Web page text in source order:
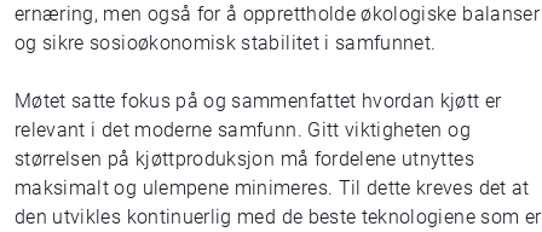
ernæring, men også for å opprettholde økologiske balanser
og sikre sosioøkonomisk stabilitet i samfunnet.
Møtet satte fokus på og sammenfattet hvordan kjøtt er
relevant i det moderne samfunn. Gitt viktigheten og
størrelsen på kjøttproduksjon må fordelene utnyttes
maksimalt og ulempene minimeres. Til dette kreves det at
den utvikles kontinuerlig med de beste teknologiene som er